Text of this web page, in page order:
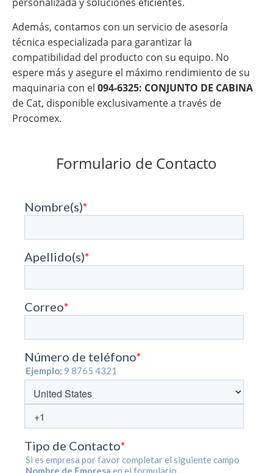
Además, contamos con un servicio de asesoría
técnica especializada para garantizar la
compatibilidad del producto con su equipo. No
espere más y asegure el máximo rendimiento de su
maquinaria con el 094-6325: CONJUNTO DE CABINA
de Cat, disponible exclusivamente a través de
Procomex.
Formulario de Contacto